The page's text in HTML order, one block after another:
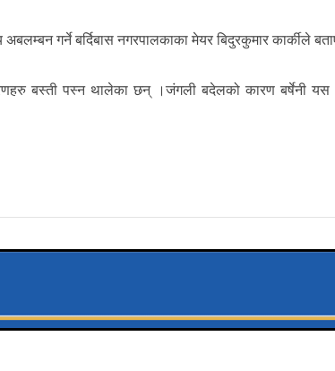
गर्ने बर्दिबास नगरपालकाका मेयर बिदुरकुमार कार्कीले
बस्ती पस्न थालेका छन् ।जंगली बदेलको कारण बर्षेनी यस